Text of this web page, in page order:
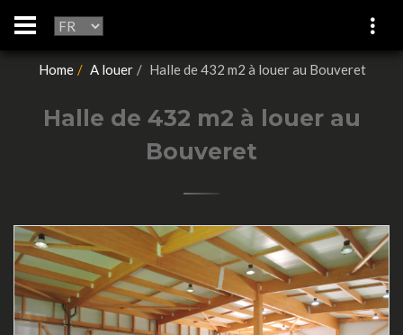
Home A louer Halle de 432 m2 à louer au Bouveret
Halle de 432 m2 à louer au
Bouveret